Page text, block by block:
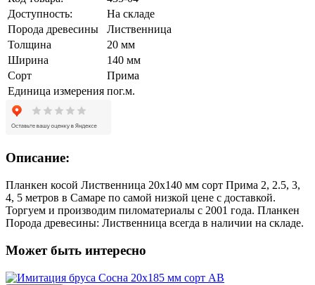
Доступность:
На складе
Порода древесины
Лиственница
Толщина
20 мм
Ширина
140 мм
Сорт
Прима
Единица измерения пог.м.
Описание:
Планкен косой Лиственница 20х140 мм сорт Прима 2, 2.5, 3,
4, 5 метров в Самаре по самой низкой цене с доставкой.
Торгуем и производим пиломатериалы с 2001 года. Планкен
Порода древесины: Лиственница всегда в наличии на складе.
Может быть интересно